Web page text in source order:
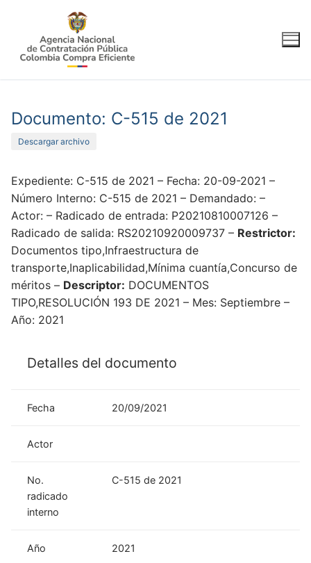
contenido
Documento: C-515 de 2021
Descargar archivo
Expediente: C-515 de 2021 – Fecha: 20-09-2021 –
Número Interno: C-515 de 2021 – Demandado: –
Actor: – Radicado de entrada: P20210810007126 –
Radicado de salida: RS20210920009737 – Restrictor:
Documentos tipo,Infraestructura de
transporte,Inaplicabilidad,Mínima cuantía,Concurso de
méritos – Descriptor: DOCUMENTOS
TIPO,RESOLUCIÓN 193 DE 2021 – Mes: Septiembre –
Año: 2021
Detalles del documento
Fecha 20/09/2021
Actor
No.
radicado
interno
C-515 de 2021
Año 2021